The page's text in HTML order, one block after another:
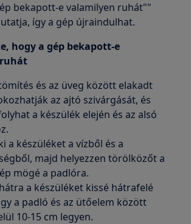
bekapott-e valamilyen ruhát""
így a gép újraindulhat.
hogy a gép bekapott-e
és az üveg között elakadt
az ajtó szivárgását, és
a készülék elején és az alsó
a készüléket a vízből és a
majd helyezzen törölközőt a
mögé a padlóra.
a készüléket kissé hátrafelé
a padló és az ütőelem között
10-15 cm legyen.